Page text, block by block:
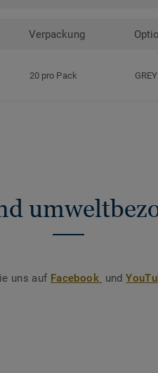
Verpackung
20 pro Pack
uns auf Facebook und